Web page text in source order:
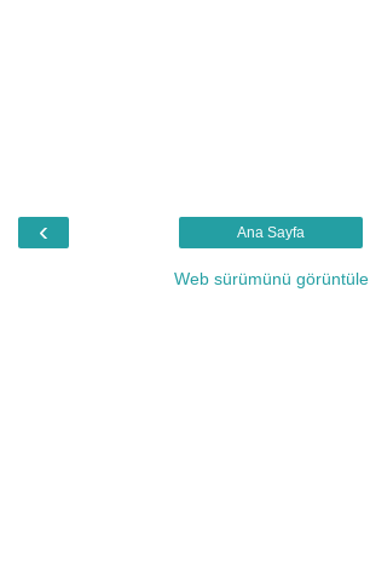
‹ Ana Sayfa
Web sürümünü görüntüle